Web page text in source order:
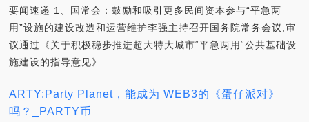
要闻速递 1、国常会：鼓励和吸引更多民间资本参与“平急两
用”设施的建设改造和运营维护李强主持召开国务院常务会议,审
议通过《关于积极稳步推进超大特大城市“平急两用“公共基础设
施建设的指导意见》.
ARTY:Party Planet，能成为 WEB3的《蛋仔派对》
吗？_PARTY币